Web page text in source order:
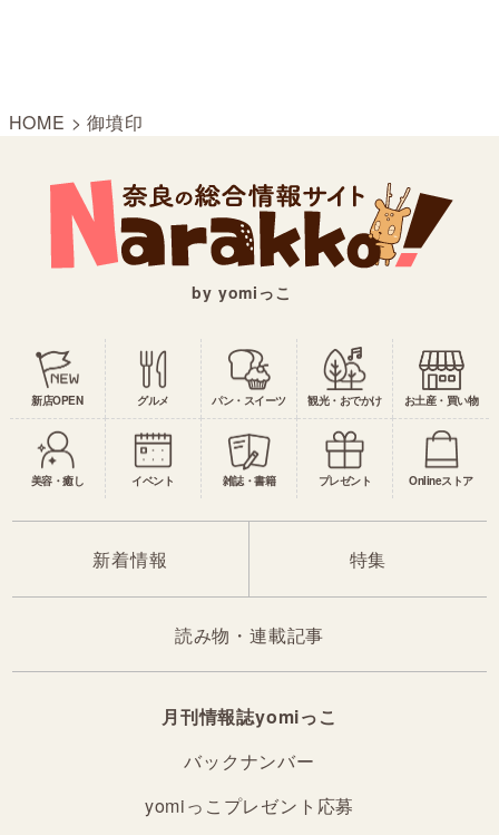
HOME >御墳印
by yomiっこ
新店OPEN グルメ パン・スイーツ 観光・おでかけ お土産・買い物
美容・癒し イベント 雑誌・書籍 プレゼント Onlineストア
新着情報 特集
読み物・連載記事
月刊情報誌yomiっこ
バックナンバー
yomiっこプレゼント応募